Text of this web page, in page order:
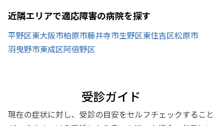
近隣エリアで適応障害の病院を探す
平野区東大阪市柏原市藤井寺市生野区東住吉区松原市
羽曳野市東成区阿倍野区
受診ガイド
現在の症状に対し、受診の目安をセルフチェックすること